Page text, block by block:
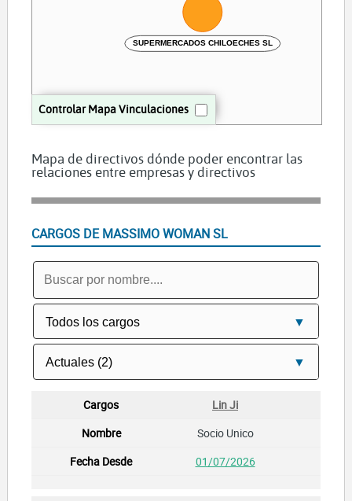
Controlar Mapa Vinculaciones
SUPERMERCADOS CHILOECHES SL
Mapa de directivos dónde poder encontrar las
relaciones entre empresas y directivos
CARGOS DE MASSIMO WOMAN SL
Lin Ji
Socio Unico
01/07/2026